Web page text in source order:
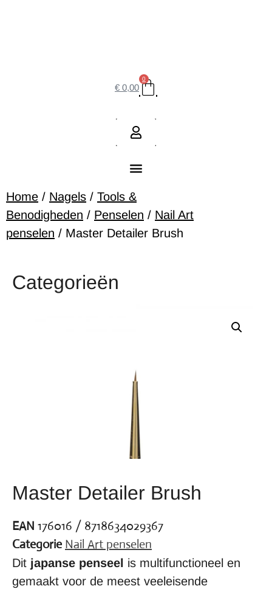
€ 0,00
0
Home / Nagels / Tools &
Benodigheden / Penselen / Nail Art
penselen / Master Detailer Brush
Categorieën
Master Detailer Brush
EAN 176016 / 8718634029367
Categorie Nail Art penselen
Dit japanse penseel is multifunctioneel en
gemaakt voor de meest veeleisende